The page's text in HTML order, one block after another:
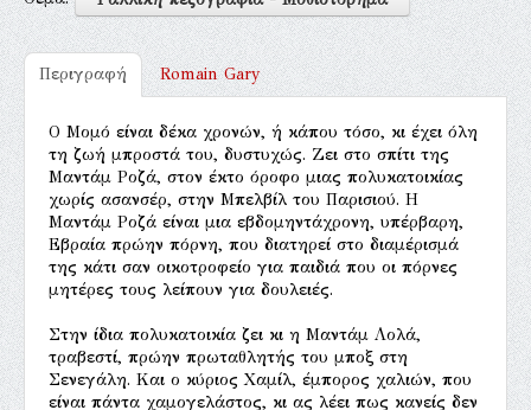
Περιγραφή Romain Gary
Ο Μομό είναι δέκα χρονών, ή κάπου τόσο, κι έχει όλη
τη ζωή μπροστά του, δυστυχώς. Ζει στο σπίτι της
Μαντάμ Ροζά, στον έκτο όροφο μιας πολυκατοικίας
χωρίς ασανσέρ, στην Μπελβίλ του Παρισιού. Η
Μαντάμ Ροζά είναι μια εβδομηντάχρονη, υπέρβαρη,
Εβραία πρώην πόρνη, που διατηρεί στο διαμέρισμά
της κάτι σαν οικοτροφείο για παιδιά που οι πόρνες
μητέρες τους λείπουν για δουλειές.
Στην ίδια πολυκατοικία ζει κι η Μαντάμ Λολά,
τραβεστί, ­πρώην πρωταθλητής του μποξ στη
Σενεγάλη. Και ο κύριος Χαμίλ, έμπορος χαλιών, που
είναι πάντα χαμογελάστος, κι ας λέει πως κανείς δεν